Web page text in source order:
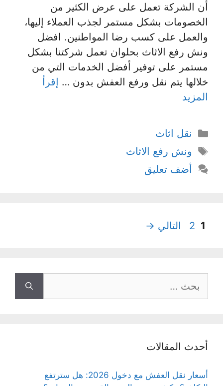
أن الشركة تعمل على عرض الكثير من
الخصومات بشكل مستمر لجذب العملاء إليها،
والعمل على كسب رضا المواطنين. افضل
ونش رفع الاثاث بحلوان تعمل شركتنا بشكل
مستمر على توفير أفضل الخدمات التي من
خلالها يتم نقل ورفع العفش بدون … إقرأ
المزيد
التصنيفات
نقل اثاث
الوسوم
ونش رفع الاثاث
أضف تعليق
Page
1
Page
2 التالي →
عن:
أحدث المقالات
أسعار نقل العفش مع دخول 2026: هل سترتفع